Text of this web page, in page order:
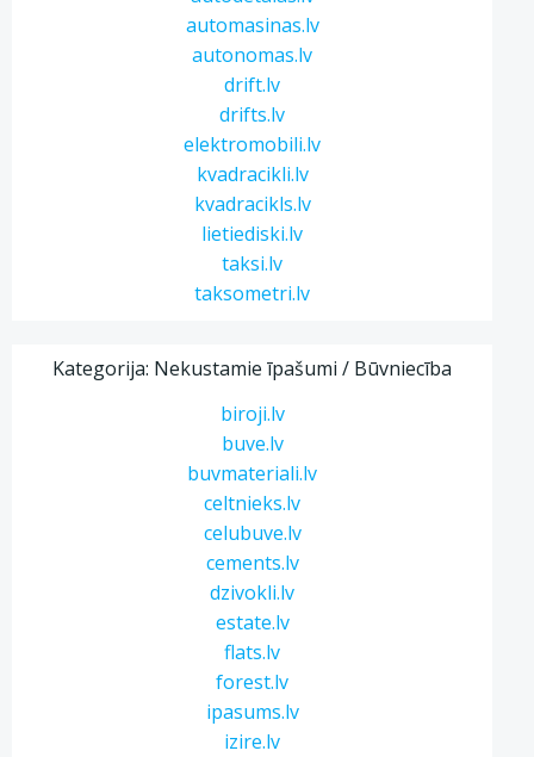
automasinas.lv
autonomas.lv
drift.lv
drifts.lv
elektromobili.lv
kvadracikli.lv
kvadracikls.lv
lietiediski.lv
taksi.lv
taksometri.lv
Kategorija: Nekustamie īpašumi / Būvniecība
biroji.lv
buve.lv
buvmateriali.lv
celtnieks.lv
celubuve.lv
cements.lv
dzivokli.lv
estate.lv
flats.lv
forest.lv
ipasums.lv
izire.lv